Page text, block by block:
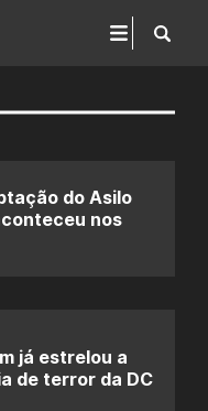
do Asilo
nos
já estrelou a
de terror da DC